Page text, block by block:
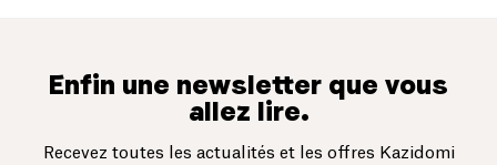
Enfin une newsletter que vous
allez lire.
Recevez toutes les actualités et les offres Kazidomi